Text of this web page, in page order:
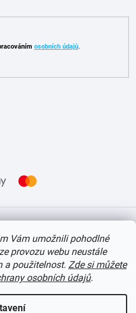
Vám umožnili pohodlné
provozu webu neustále
a použitelnost. Zde si můžete
osobních údajů.
osobních údajů.
vyhrazena. Upravit nastavení cookies